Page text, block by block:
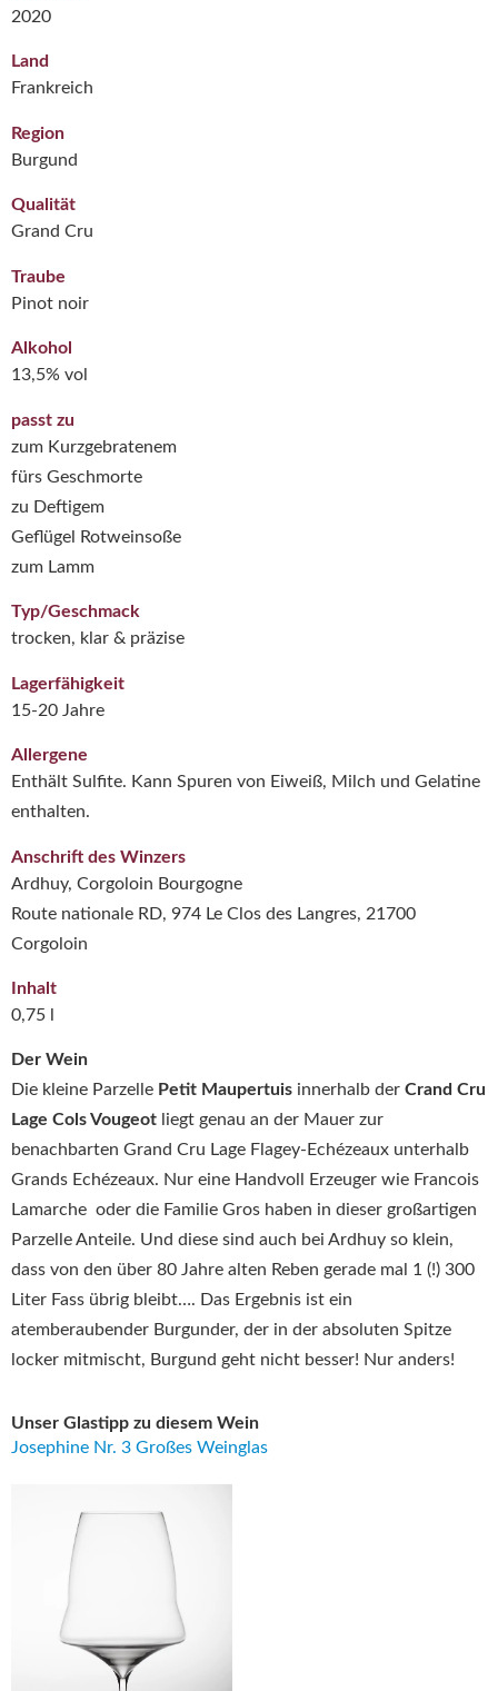
Der Wein
Die kleine Parzelle Petit Maupertuis innerhalb der Crand Cru
Lage Cols Vougeot liegt genau an der Mauer zur
benachbarten Grand Cru Lage Flagey-Echézeaux unterhalb
Grands Echézeaux. Nur eine Handvoll Erzeuger wie Francois
Lamarche oder die Familie Gros haben in dieser großartigen
Parzelle Anteile. Und diese sind auch bei Ardhuy so klein,
dass von den über 80 Jahre alten Reben gerade mal 1 (!) 300
Liter Fass übrig bleibt…. Das Ergebnis ist ein
atemberaubender Burgunder, der in der absoluten Spitze
locker mitmischt, Burgund geht nicht besser! Nur anders!
Unser Glastipp zu diesem Wein
Josephine Nr. 3 Großes Weinglas
2020
Land
Frankreich
Region
Burgund
Qualität
Grand Cru
Traube
Pinot noir
Alkohol
13,5% vol
passt zu
zum Kurzgebratenem
fürs Geschmorte
zu Deftigem
Geflügel Rotweinsoße
zum Lamm
Typ/Geschmack
trocken, klar & präzise
Lagerfähigkeit
15-20 Jahre
Allergene
Enthält Sulfite. Kann Spuren von Eiweiß, Milch und Gelatine
enthalten.
Anschrift des Winzers
Ardhuy, Corgoloin Bourgogne
Route nationale RD, 974 Le Clos des Langres, 21700
Corgoloin
Inhalt
0,75 l